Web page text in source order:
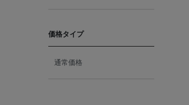
11月 ブルートパーズ
12月 タンザナイト
価格タイプ
通常価格